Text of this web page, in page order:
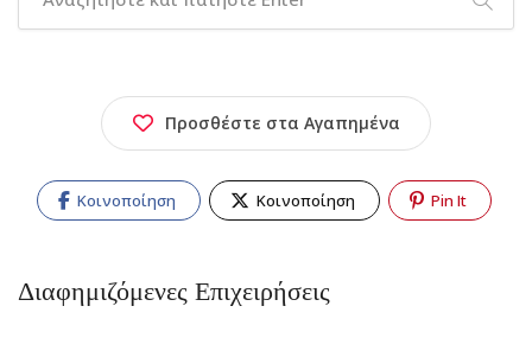
Προσθέστε στα Αγαπημένα
Κοινοποίηση Κοινοποίηση Pin It
Διαφημιζόμενες Επιχειρήσεις